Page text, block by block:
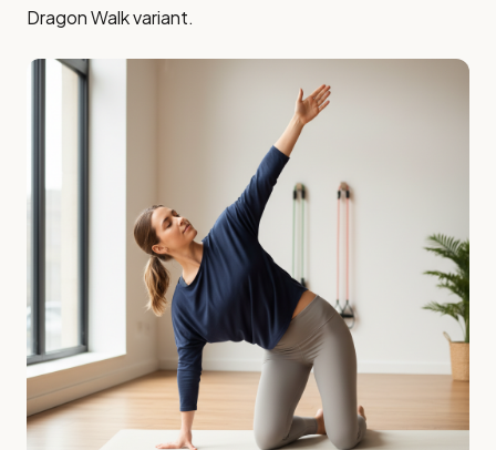
Dragon Walk variant.